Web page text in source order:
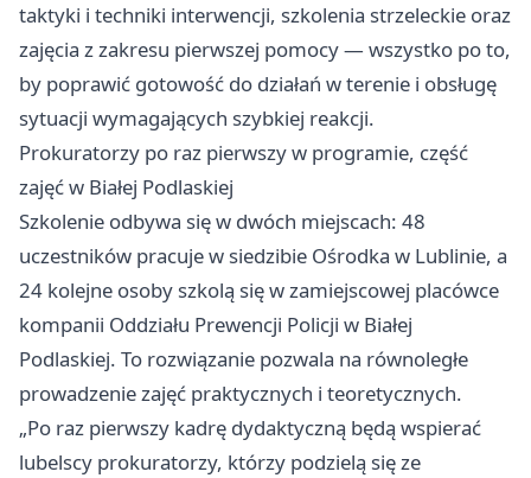
taktyki i techniki interwencji, szkolenia strzeleckie oraz
zajęcia z zakresu pierwszej pomocy — wszystko po to,
by poprawić gotowość do działań w terenie i obsługę
sytuacji wymagających szybkiej reakcji.
Prokuratorzy po raz pierwszy w programie, część
zajęć w Białej Podlaskiej
Szkolenie odbywa się w dwóch miejscach: 48
uczestników pracuje w siedzibie Ośrodka w Lublinie, a
24 kolejne osoby szkolą się w zamiejscowej placówce
kompanii Oddziału Prewencji Policji w Białej
Podlaskiej. To rozwiązanie pozwala na równoległe
prowadzenie zajęć praktycznych i teoretycznych.
„Po raz pierwszy kadrę dydaktyczną będą wspierać
lubelscy prokuratorzy, którzy podzielą się ze